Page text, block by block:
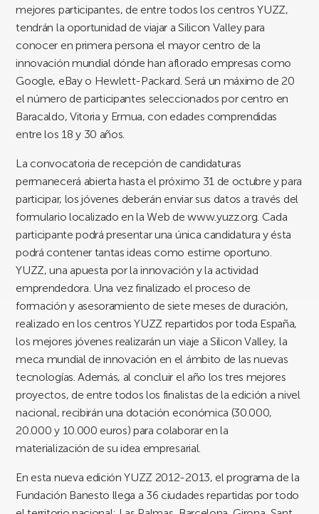
mejores participantes, de entre todos los centros YUZZ,
tendrán la oportunidad de viajar a Silicon Valley para
conocer en primera persona el mayor centro de la
innovación mundial dónde han aflorado empresas como
Google, eBay o Hewlett-Packard. Será un máximo de 20
el número de participantes seleccionados por centro en
Baracaldo, Vitoria y Ermua, con edades comprendidas
entre los 18 y 30 años.
La convocatoria de recepción de candidaturas
permanecerá abierta hasta el próximo 31 de octubre y para
participar, los jóvenes deberán enviar sus datos a través del
formulario localizado en la Web de www.yuzz.org. Cada
participante podrá presentar una única candidatura y ésta
podrá contener tantas ideas como estime oportuno.
YUZZ, una apuesta por la innovación y la actividad
emprendedora. Una vez finalizado el proceso de
formación y asesoramiento de siete meses de duración,
realizado en los centros YUZZ repartidos por toda España,
los mejores jóvenes realizarán un viaje a Silicon Valley, la
meca mundial de innovación en el ámbito de las nuevas
tecnologías. Además, al concluir el año los tres mejores
proyectos, de entre todos los finalistas de la edición a nivel
nacional, recibirán una dotación económica (30.000,
20.000 y 10.000 euros) para colaborar en la
materialización de su idea empresarial.
En esta nueva edición YUZZ 2012-2013, el programa de la
Fundación Banesto llega a 36 ciudades repartidas por todo